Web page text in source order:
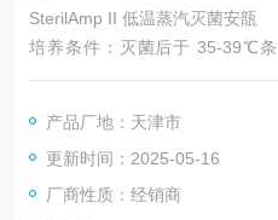
SterilAmp II 低温蒸汽灭菌安瓿
培养条件：灭菌后于 35-39℃
定，培养至 7 天。
判 读：若出现混浊或颜色由橙红色变为黄色则表示灭菌过程失
败。
产品厂地：天津市
更新时间：2025-05-16
厂商性质：经销商